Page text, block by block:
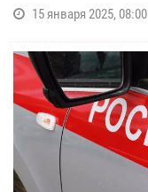
15 января 2025, 08:00